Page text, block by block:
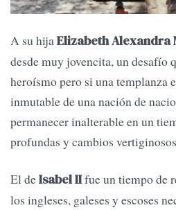
A su hijaElizabeth Alexandra
desde muy jovencita, un desafío
heroísmo pero si una templanza
inmutable de una nación de
permanecer inalterable en un
profundas y cambios
El deIsabel IIfue un tiempo de
los ingleses, galeses y escoses